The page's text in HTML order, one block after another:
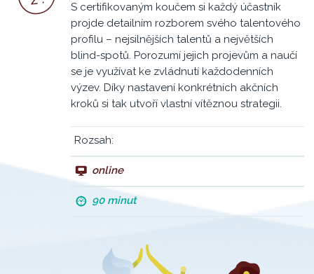
S certifikovaným koučem si každý účastník
projde detailním rozborem svého talentového
profilu – nejsilnějších talentů a největších
blind-spotů. Porozumí jejich projevům a naučí
se je využívat ke zvládnutí každodenních
výzev. Díky nastavení konkrétních akčních
kroků si tak utvoří vlastní vítěznou strategii.
Rozsah:
online
90 minut